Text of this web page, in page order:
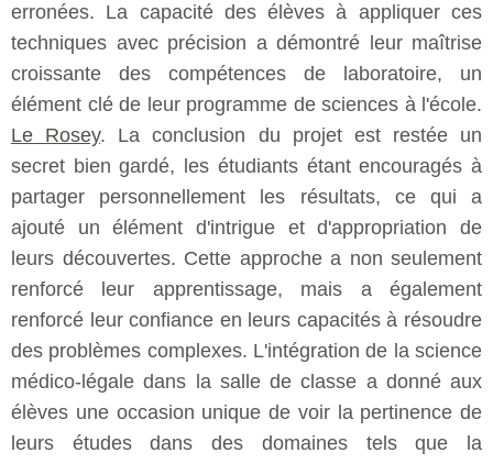
erronées. La capacité des élèves à appliquer ces
techniques avec précision a démontré leur maîtrise
croissante des compétences de laboratoire, un
élément clé de leur programme de sciences à l'école.
Le Rosey. La conclusion du projet est restée un
secret bien gardé, les étudiants étant encouragés à
partager personnellement les résultats, ce qui a
ajouté un élément d'intrigue et d'appropriation de
leurs découvertes. Cette approche a non seulement
renforcé leur apprentissage, mais a également
renforcé leur confiance en leurs capacités à résoudre
des problèmes complexes. L'intégration de la science
médico-légale dans la salle de classe a donné aux
élèves une occasion unique de voir la pertinence de
leurs études dans des domaines tels que la